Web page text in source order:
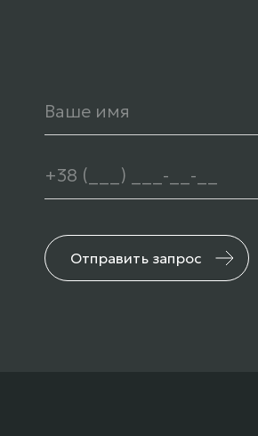
Отправить запрос